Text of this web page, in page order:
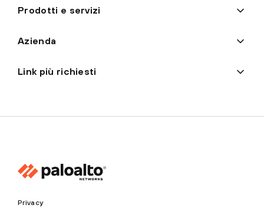
Prodotti e servizi
Azienda
Link più richiesti
Privacy